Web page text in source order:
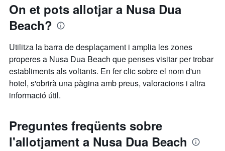
On et pots allotjar a Nusa Dua
Beach?
Utilitza la barra de desplaçament i amplia les zones
properes a Nusa Dua Beach que penses visitar per trobar
establiments als voltants. En fer clic sobre el nom d'un
hotel, s'obrirà una pàgina amb preus, valoracions i altra
informació útil.
Preguntes freqüents sobre
l'allotjament a Nusa Dua Beach